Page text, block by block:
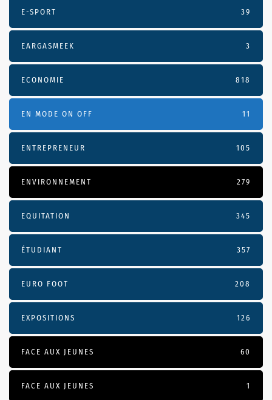
E-SPORT 39
EARGASMEEK 3
ECONOMIE 818
EN MODE ON OFF 11
ENTREPRENEUR 105
ENVIRONNEMENT 279
EQUITATION 345
ÉTUDIANT 357
EURO FOOT 208
EXPOSITIONS 126
FACE AUX JEUNES 60
FACE AUX JEUNES 1